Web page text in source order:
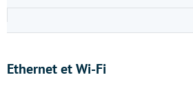
Ethernet et Wi-Fi